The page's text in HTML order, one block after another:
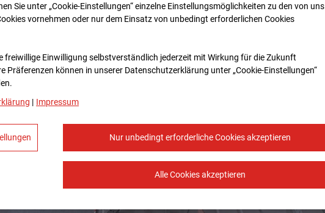
Sie unter „Cookie-Einstellungen“ einzelne Einstellungsmöglichkeiten zu den von uns
vornehmen oder nur dem Einsatz von unbedingt erforderlichen Cookies
freiwillige Einwilligung selbstverständlich jederzeit mit Wirkung für die Zukunft
Prä­fe­renzen können in unserer Datenschutzerklärung unter „Cookie-Einstellungen“
| Impressum
Nur unbedingt erforderliche Cookies akzeptieren
Alle Cookies akzeptieren